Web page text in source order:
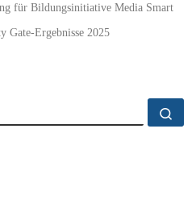
für Bildungsinitiative Media Smart
Gate-Ergebnisse 2025